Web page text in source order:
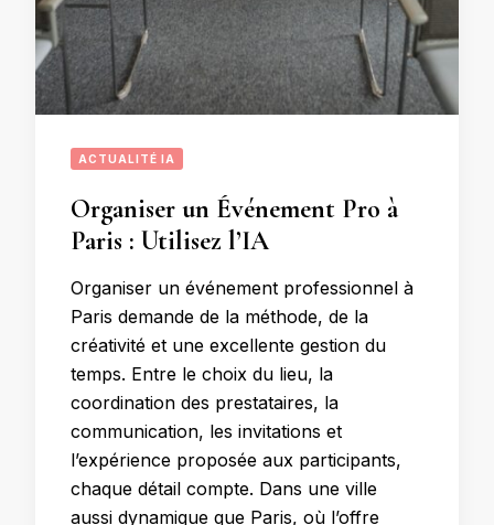
ACTUALITÉ IA
Organiser un Événement Pro à
Paris : Utilisez l’IA
Organiser un événement professionnel à
Paris demande de la méthode, de la
créativité et une excellente gestion du
temps. Entre le choix du lieu, la
coordination des prestataires, la
communication, les invitations et
l’expérience proposée aux participants,
chaque détail compte. Dans une ville
aussi dynamique que Paris, où l’offre